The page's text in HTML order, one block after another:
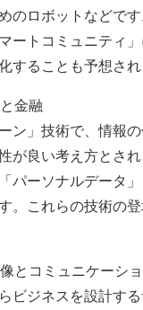
のロボットなどで
ートコミュニティ
することも予想され
金融
ン」技術で、情報
が良い考え方とさ
パーソナルデータ
。これらの技術の
とコミュニケーシ
ビジネスを設計す